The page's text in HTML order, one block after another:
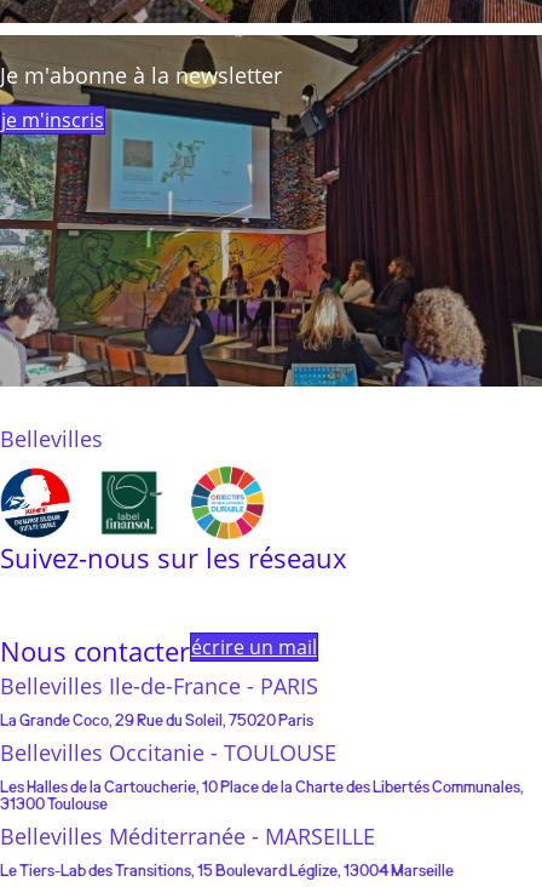
Je m'abonne à la newsletter
je m'inscris
Bellevilles
Suivez-nous sur les réseaux
Nous contacterécrire un mail
Bellevilles Ile-de-France - PARIS
La Grande Coco, 29 Rue du Soleil, 75020 Paris
Bellevilles Occitanie - TOULOUSE
Les Halles de la Cartoucherie, 10 Place de la Charte des Libertés Communales,
31300 Toulouse
Bellevilles Méditerranée - MARSEILLE
Le Tiers-Lab des Transitions, 15 Boulevard Léglize, 13004 Marseille